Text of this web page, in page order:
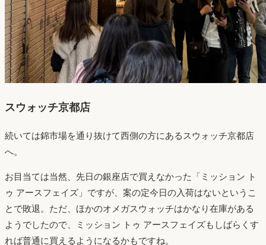
スウォッチ京都店
続いては錦市場を通り抜けて西側の方にあるスウォッチ京都店
へ。
お目当ては当然、先日の銀座店で買えなかった「ミッション ト
ゥ アースフェイズ」ですが、案の定今日の入荷はないというこ
とで敗退。ただ、ほかのオメガスウォッチはかなり在庫がある
ようでしたので、ミッション トゥ アースフェイズもしばらくす
れば普通に買えるようになるかもですね。